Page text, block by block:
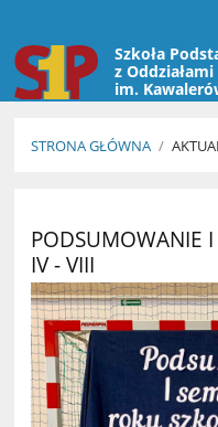
Szkoła
z
im.
w Przasnyszu
STRONA GŁÓWNA /
PODSUMOWANIE I
IV - VIII